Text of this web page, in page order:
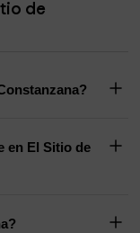
de
en El Sitio de